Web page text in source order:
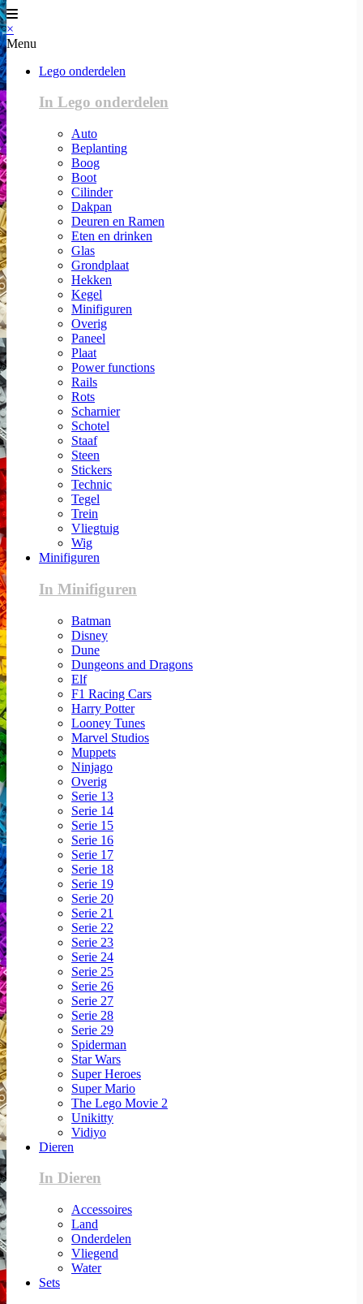
×
Menu
Lego onderdelen
In Lego onderdelen
Auto
Beplanting
Boog
Boot
Cilinder
Dakpan
Deuren en Ramen
Eten en drinken
Glas
Grondplaat
Hekken
Kegel
Minifiguren
Overig
Paneel
Plaat
Power functions
Rails
Rots
Scharnier
Schotel
Staaf
Steen
Stickers
Technic
Tegel
Trein
Vliegtuig
Wig
Minifiguren
In Minifiguren
Batman
Disney
Dune
Dungeons and Dragons
Elf
F1 Racing Cars
Harry Potter
Looney Tunes
Marvel Studios
Muppets
Ninjago
Overig
Serie 13
Serie 14
Serie 15
Serie 16
Serie 17
Serie 18
Serie 19
Serie 20
Serie 21
Serie 22
Serie 23
Serie 24
Serie 25
Serie 26
Serie 27
Serie 28
Serie 29
Spiderman
Star Wars
Super Heroes
Super Mario
The Lego Movie 2
Unikitty
Vidiyo
Dieren
In Dieren
Accessoires
Land
Onderdelen
Vliegend
Water
Sets